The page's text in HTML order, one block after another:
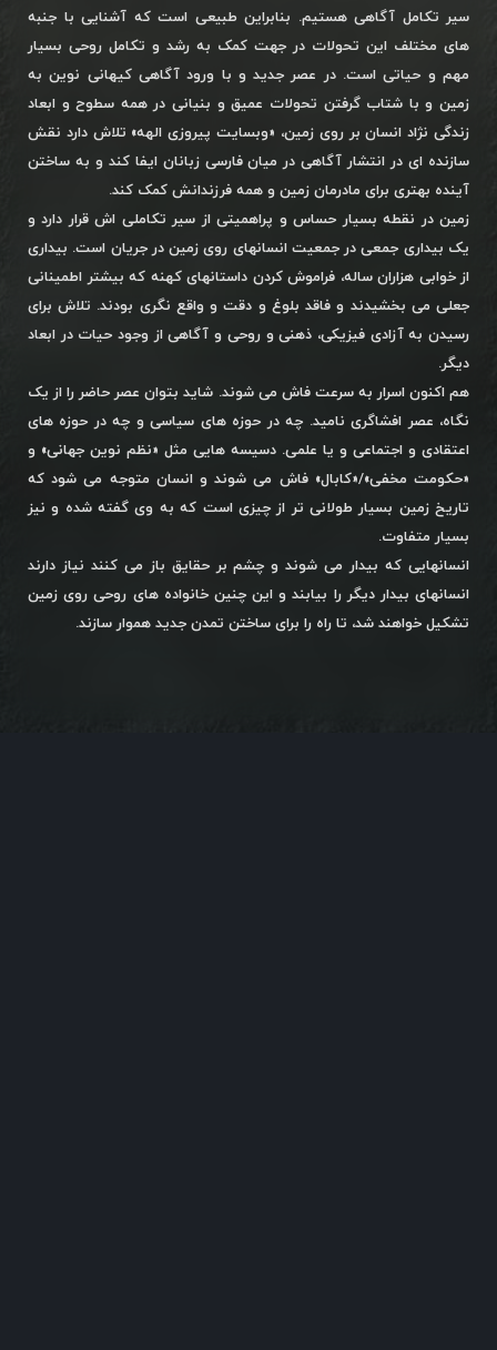
سیر تکامل آگاهی هستیم. بنابراین طبیعی است که آشنایی با جنبه
های مختلف این تحولات در جهت کمک به رشد و تکامل روحی بسیار
مهم و حیاتی است. در عصر جدید و با ورود آگاهی کیهانی نوین به
زمین و با شتاب گرفتن تحولات عمیق و بنیانی در همه سطوح و ابعاد
زندگی نژاد انسان بر روی زمین، «وبسایت پیروزی الهه» تلاش دارد نقش
سازنده ای در انتشار آگاهی در میان فارسی زبانان ایفا کند و به ساختن
آینده بهتری برای مادرمان زمین و همه فرزندانش کمک کند.
زمین در نقطه بسیار حساس و پراهمیتی از سیر تکاملی اش قرار دارد و
یک بیداری جمعی در جمعیت انسانهای روی زمین در جریان است. بیداری
از خوابی هزاران ساله، فراموش کردن داستانهای کهنه که بیشتر اطمینانی
جعلی می بخشیدند و فاقد بلوغ و دقت و واقع نگری بودند. تلاش برای
رسیدن به آزادی فیزیکی، ذهنی و روحی و آگاهی از وجود حیات در ابعاد
دیگر.
هم اکنون اسرار به سرعت فاش می شوند. شاید بتوان عصر حاضر را از یک
نگاه، عصر افشاگری نامید. چه در حوزه های سیاسی و چه در حوزه های
اعتقادی و اجتماعی و یا علمی. دسیسه هایی مثل «نظم نوین جهانی» و
«حکومت مخفی»/«کابال» فاش می شوند و انسان متوجه می شود که
تاریخ زمین بسیار طولانی تر از چیزی است که به وی گفته شده و نیز
بسیار متفاوت.
انسانهایی که بیدار می شوند و چشم بر حقایق باز می کنند نیاز دارند
انسانهای بیدار دیگر را بیابند و این چنین خانواده های روحی روی زمین
تشکیل خواهند شد، تا راه را برای ساختن تمدن جدید هموار سازند.